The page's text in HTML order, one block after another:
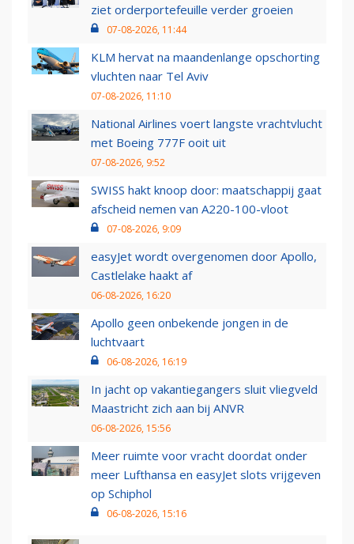
ziet orderportefeuille verder groeien
07-08-2026, 11:44
KLM hervat na maandenlange opschorting
vluchten naar Tel Aviv
07-08-2026, 11:10
National Airlines voert langste vrachtvlucht
met Boeing 777F ooit uit
07-08-2026, 9:52
SWISS hakt knoop door: maatschappij gaat
afscheid nemen van A220-100-vloot
07-08-2026, 9:09
easyJet wordt overgenomen door Apollo,
Castlelake haakt af
06-08-2026, 16:20
Apollo geen onbekende jongen in de
luchtvaart
06-08-2026, 16:19
In jacht op vakantiegangers sluit vliegveld
Maastricht zich aan bij ANVR
06-08-2026, 15:56
Meer ruimte voor vracht doordat onder
meer Lufthansa en easyJet slots vrijgeven
op Schiphol
06-08-2026, 15:16